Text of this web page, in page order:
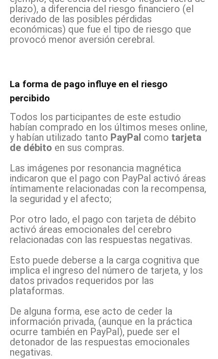
plazo), a diferencia del riesgo financiero (el
derivado de las posibles pérdidas
económicas) que fue el tipo de riesgo que
provocó menor aversión cerebral.
La forma de pago influye en el riesgo
percibido
Todos los participantes de este estudio
habían comprado en los últimos meses online,
y habían utilizado tanto PayPal como tarjeta
de débito en sus compras.
Las imágenes por resonancia magnética
indicaron que el pago con PayPal activó áreas
íntimamente relacionadas con la recompensa,
la seguridad y el afecto;
Por otro lado, el pago con tarjeta de débito
activó áreas emocionales del cerebro
relacionadas con las respuestas negativas.
Esto puede deberse a la carga cognitiva que
implica el ingreso del número de tarjeta, y los
datos privados requeridos por las
plataformas.
De alguna forma, ese acto de ceder la
información privada, (aunque en la práctica
ocurre también en PayPal), puede ser el
detonador de las respuestas emocionales
negativas.